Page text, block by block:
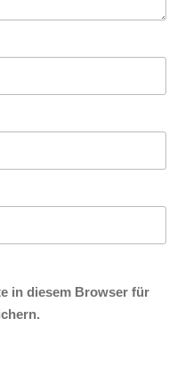
in diesem Browser für